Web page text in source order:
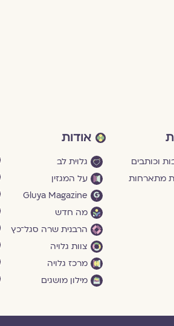
וכותבים
מתארחות
אודות
גלוית לב
על המגזין
Gluya Magazine
מה חדש
הרבנית שרה סגל־כץ
צוות גלויה
מרכז גלויה
מילון מושגים